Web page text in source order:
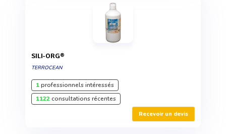
SILI-ORG®
TERROCEAN
1professionnels intéressés
1122consultations récentes
Recevoir un devis